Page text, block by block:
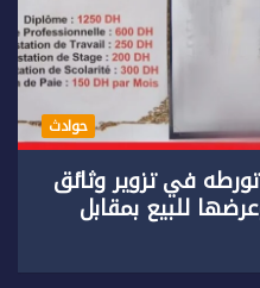
حوادث
في تزوير وثائق
للبيع بمقابل